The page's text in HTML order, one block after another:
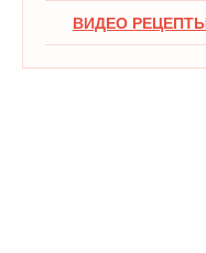
ВИДЕО РЕЦЕПТЫ